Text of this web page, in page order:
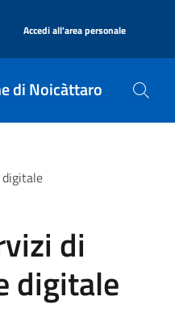
Accedi all'area personale
di Noicàttaro
di
digitale